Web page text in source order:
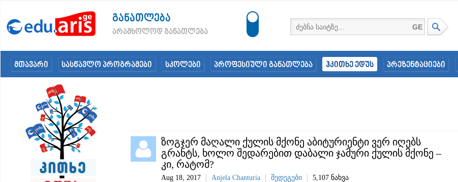
განათლება
არამხოლოდ განათლება
GE
მთავარი სასწავლო პროგრამები სკოლები პროფესიული განათლება ჰკითხე ედუს პრეზენტაციები
ზოგჯერ მაღალი ქულის მქონე აბიტურიენტი ვერ იღებს
გრანტს, ხოლო შედარებით დაბალი ჯამური ქულის მქონე –
კი, რატომ?
Aug 18, 2017 Anjela Chanturia შედეგები 5,107 ნახვა